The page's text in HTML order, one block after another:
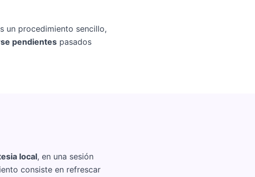
un procedimiento sencillo,
pendientes pasados
local, en una sesión
consiste en refrescar